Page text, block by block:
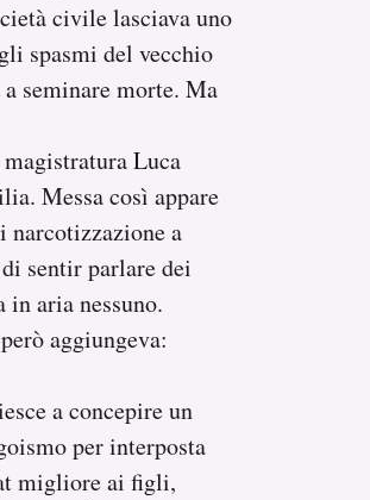
civile lasciava uno
spasmi del vecchio
seminare morte. Ma
Luca
Messa così appare
narcotizzazione a
sentir parlare dei
aria nessuno.
aggiungeva:
a concepire un
per interposta
migliore ai figli,